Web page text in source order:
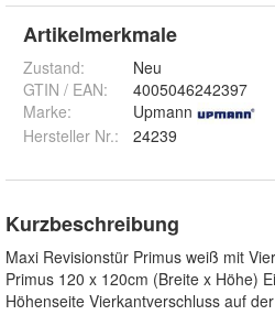
Artikelmerkmale
Zustand:
Neu
GTIN / EAN:
4005046242397
Marke:
Upmann
Hersteller Nr.:
24239
Kurzbeschreibung
Maxi Revisionstür Primus weiß mit
Primus 120 x 120cm (Breite x Höhe)
Höhenseite Vierkantverschluss auf